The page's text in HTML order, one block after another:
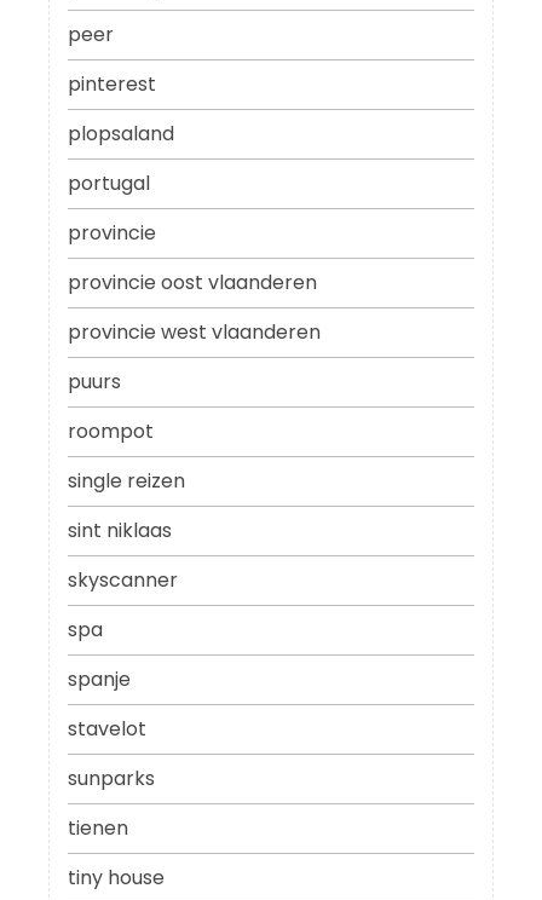
peer
pinterest
plopsaland
portugal
provincie
provincie oost vlaanderen
provincie west vlaanderen
puurs
roompot
single reizen
sint niklaas
skyscanner
spa
spanje
stavelot
sunparks
tienen
tiny house